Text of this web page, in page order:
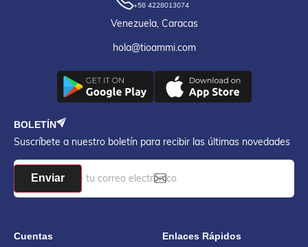
+58 4228013074
Venezuela, Caracas
hola@tioammi.com
BOLETÍN
Suscríbete a nuestro boletín para recibir las últimas novedades
Enviar
Cuentas Enlaces Rápidos